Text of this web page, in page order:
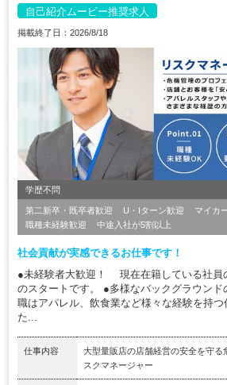
自己紹介ムービー推奨求人
掲載終了日：2026/8/18
学歴不問
第二新卒・既卒者歓迎 U・Iターン歓迎
マイカ
職種未経験歓迎
中途入社が5割以上
社会貢献が実感できるお仕事です！
●未経験者大歓迎！ 現在在籍している社員
のスタートです。 ●多様なバックグラウン
職はアパレル、飲食業など様々な経験を持
た...
仕事内容
大型量販店の店舗経営の安全を守る
スクマネージャー